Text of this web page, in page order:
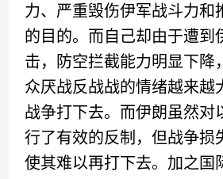
力、严重毁伤伊军战斗力和
的目的。而自己却由于遭到
击，防空拦截能力明显下降
众厌战反战战的情绪越来越
战争打下去。而伊朗虽然对
行了有效的反制，但战争损
使其难以再打下去。加之国